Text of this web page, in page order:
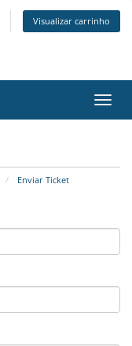
Visualizar carrinho
Enviar Ticket